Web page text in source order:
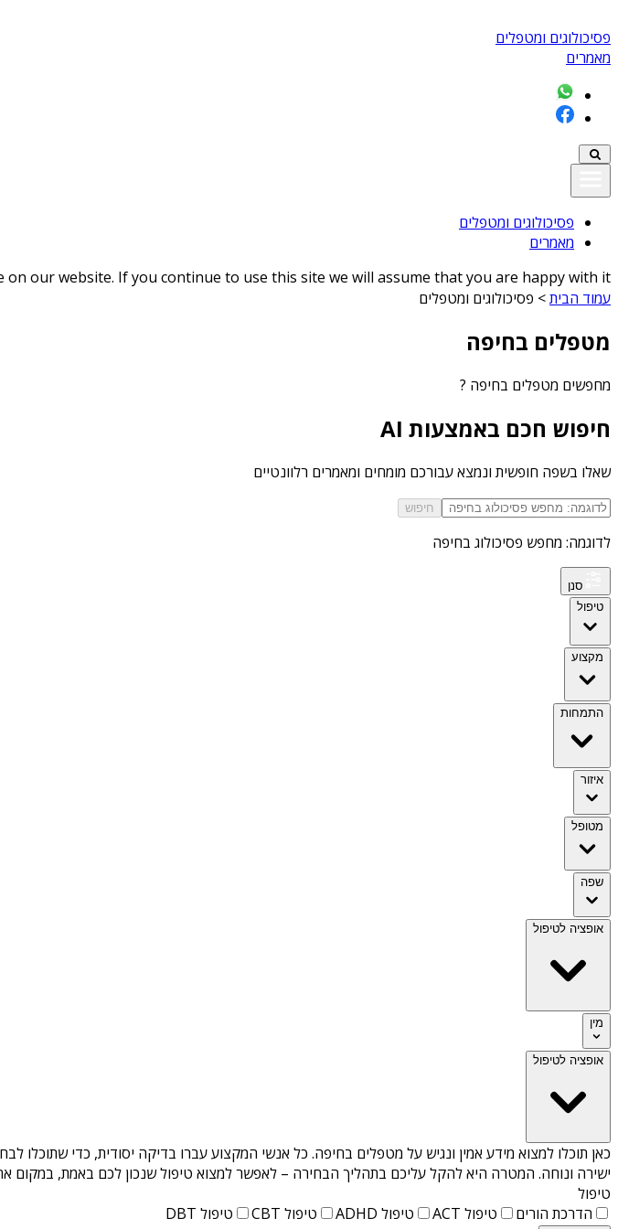
פסיכולוגים ומטפלים
מאמרים
פסיכולוגים ומטפלים
מאמרים
our website. If you continue to use this site we will assume that you are happy with it
עמוד הבית> פסיכולוגים ומטפלים
מטפלים בחיפה
מחפשים מטפלים בחיפה ?
חיפוש חכם באמצעות AI
שאלו בשפה חופשית ונמצא עבורכם מומחים ומאמרים רלוונטיים
חיפוש
לדוגמה: מחפש פסיכולוג בחיפה
סנן
טיפול
מקצוע
התמחות
איזור
מטופל
שפה
אופציה לטיפול
מין
אופציה לטיפול
כאן תוכלו למצוא מידע אמין ונגיש על מטפלים בחיפה. כל אנשי המקצוע עברו בדיקה יסודית, כדי שתוכלו
ישירה ונוחה. המטרה היא להקל עליכם בתהליך הבחירה – לאפשר למצוא טיפול שנכון לכם באמת, במקום
טיפול
הדרכת הורים
טיפול ACT טיפול ADHD טיפול CBT טיפול DBT